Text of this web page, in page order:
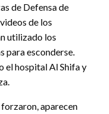
de Defensa de
de los
utilizado los
para esconderse.
el hospital Al Shifa y
aparecen